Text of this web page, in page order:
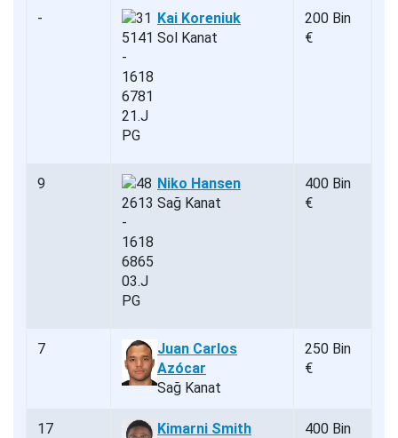
-
Kai Koreniuk
Sol Kanat
200 Bin
€
9
Niko Hansen
Sağ Kanat
400 Bin
€
7
Juan Carlos
Azócar
Sağ Kanat
250 Bin
€
17
Kimarni Smith
400 Bin